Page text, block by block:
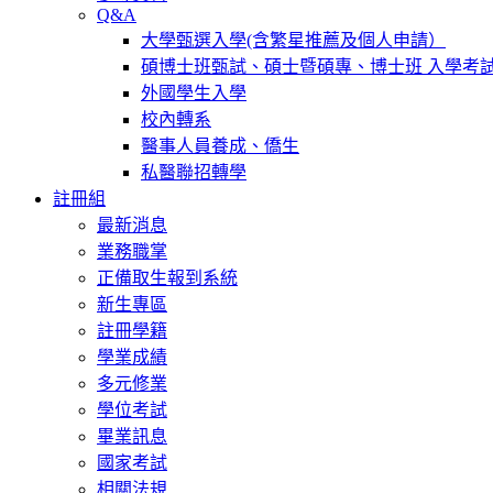
Q&A
大學甄選入學(含繁星推薦及個人申請）
碩博士班甄試、碩士暨碩專、博士班 入學考
外國學生入學
校內轉系
醫事人員養成、僑生
私醫聯招轉學
註冊組
最新消息
業務職掌
正備取生報到系統
新生專區
註冊學籍
學業成績
多元修業
學位考試
畢業訊息
國家考試
相關法規